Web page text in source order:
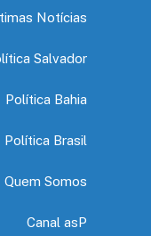
Notícias
Salvador
Política Bahia
Política Brasil
Quem Somos
Canal asP